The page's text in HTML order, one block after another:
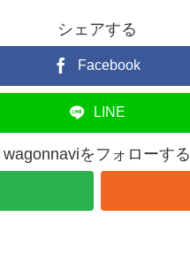
シェアする
Facebook
LINE
wagonnaviをフォローする